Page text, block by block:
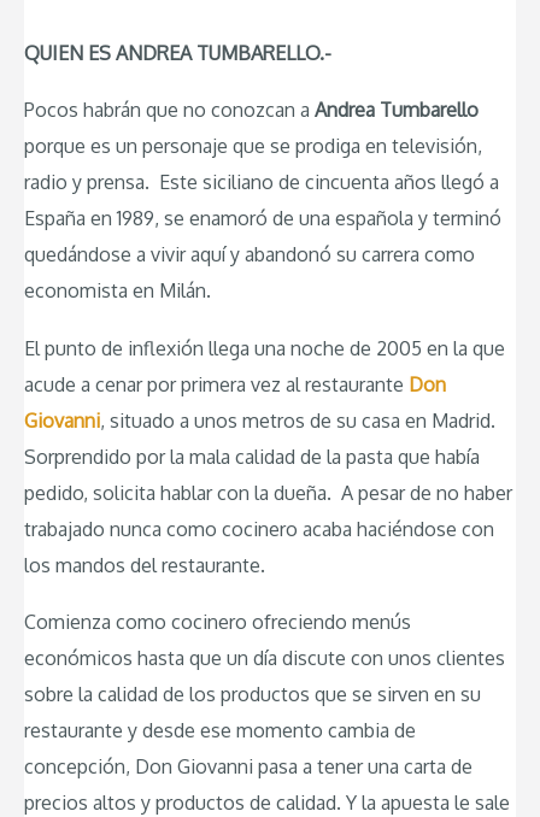
QUIEN ES ANDREA TUMBARELLO.-
Pocos habrán que no conozcan a Andrea Tumbarello
porque es un personaje que se prodiga en televisión,
radio y prensa. Este siciliano de cincuenta años llegó a
España en 1989, se enamoró de una española y terminó
quedándose a vivir aquí y abandonó su carrera como
economista en Milán.
El punto de inflexión llega una noche de 2005 en la que
acude a cenar por primera vez al restaurante Don
Giovanni, situado a unos metros de su casa en Madrid.
Sorprendido por la mala calidad de la pasta que había
pedido, solicita hablar con la dueña. A pesar de no haber
trabajado nunca como cocinero acaba haciéndose con
los mandos del restaurante.
Comienza como cocinero ofreciendo menús
económicos hasta que un día discute con unos clientes
sobre la calidad de los productos que se sirven en su
restaurante y desde ese momento cambia de
concepción, Don Giovanni pasa a tener una carta de
precios altos y productos de calidad. Y la apuesta le sale